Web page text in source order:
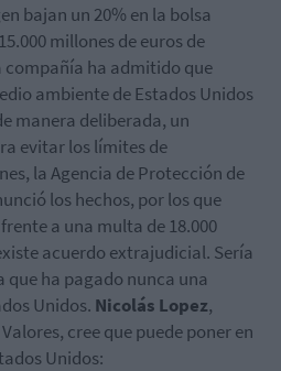
bajan un 20% en la bolsa
millones de euros de
ha admitido que
ambiente de Estados Unidos
manera deliberada, un
evitar los límites de
la Agencia de Protección de
los hechos, por los que
a una multa de 18.000
acuerdo extrajudicial. Sería
ha pagado nunca una
Unidos. Nicolás Lopez,
cree que puede poner en
Unidos: